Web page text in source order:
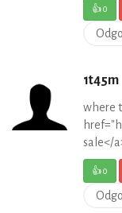
👍0
1t45m
where
sale</
👍0